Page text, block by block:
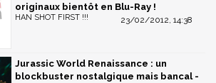
originaux bientôt en Blu-Ray !
23/02/2012, 14:38
HAN SHOT FIRST !!!
Jurassic World Renaissance : un
blockbuster nostalgique mais bancal -